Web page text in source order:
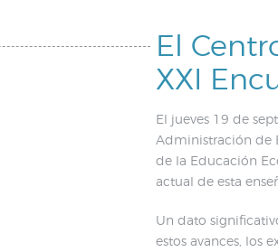
El
XXI
El jueves 19 de
Administración de
de la Educación
actual de esta
Un dato
estos avances, los